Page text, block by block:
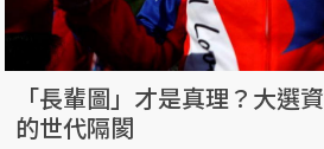
「長輩圖」才是真理？大選
的世代隔閡